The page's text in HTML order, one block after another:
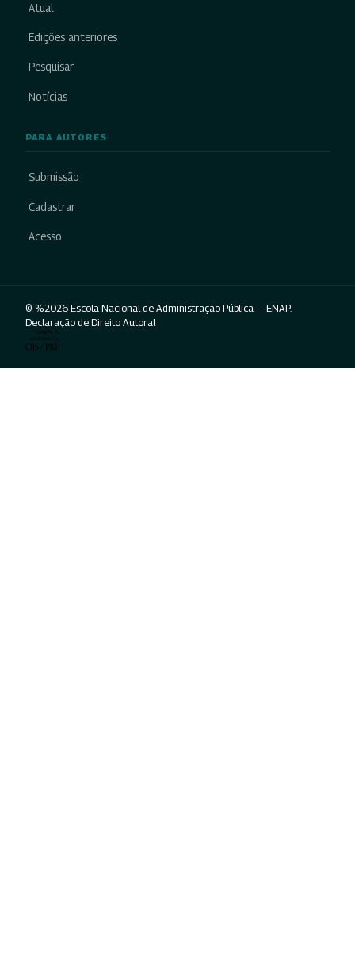
Atual
Edições anteriores
Pesquisar
Notícias
PARA AUTORES
Submissão
Cadastrar
Acesso
© %2026 Escola Nacional de Administração Pública — ENAP.
Declaração de Direito Autoral